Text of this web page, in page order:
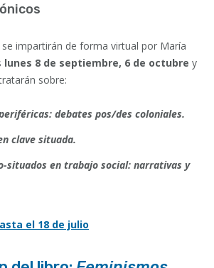
impartirán de forma virtual por María
lunes 8 de septiembre, 6 de octubre y
sobre:
debates pos/des coloniales.
clave situada.
situados en trabajo social: narrativas y
el 18 de julio